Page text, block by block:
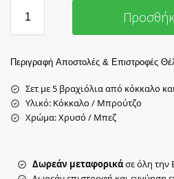
Περιγραφή Αποστολές & Επιστροφές
Σετ με 5 βραχιόλια από κόκκαλο
Υλικό: Κόκκαλο / Μπρούτζο
Χρώμα: Χρυσό / Μπεζ
Δωρεάν μεταφορικάσε όλη την